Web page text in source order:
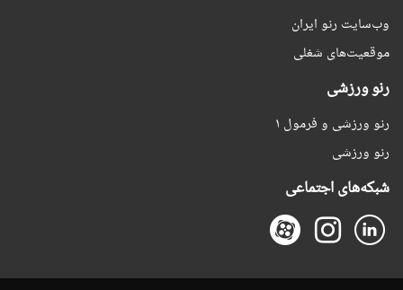
وب‌سایت رنو ایران
موقعیت‌های شغلی
رنو ورزشی
رنو ورزشی و فرمول ۱
رنو ورزشی
شبکه‌های اجتماعی